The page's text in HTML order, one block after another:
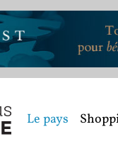
Le pays